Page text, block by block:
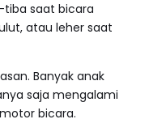
saat bicara
atau leher saat
Banyak anak
saja mengalami
bicara.